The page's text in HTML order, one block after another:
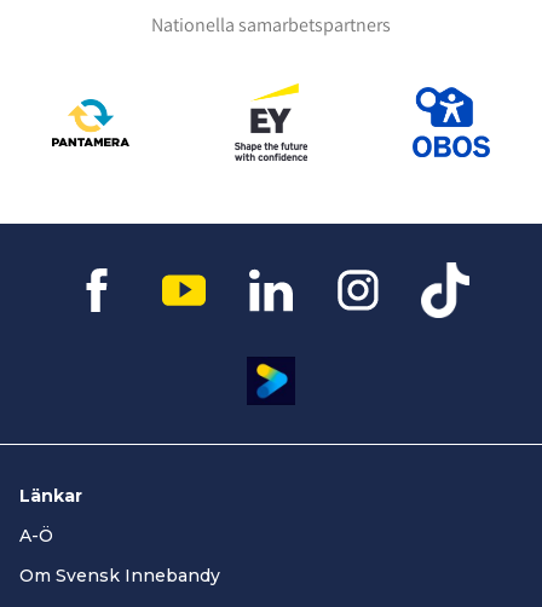
Nationella samarbetspartners
Länkar
A-Ö
Om Svensk Innebandy